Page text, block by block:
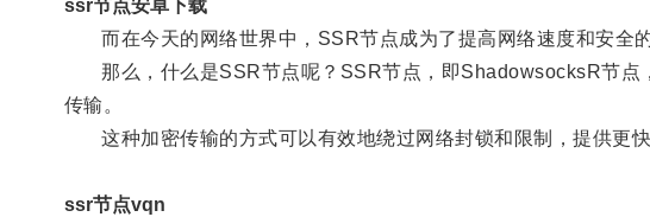
ssr节点安卓下载
而在今天的网络世界中，SSR节点成为了提高网络速度和安全的
那么，什么是SSR节点呢？SSR节点，即ShadowsocksR节点
传输。
这种加密传输的方式可以有效地绕过网络封锁和限制，提供更快
ssr节点vqn